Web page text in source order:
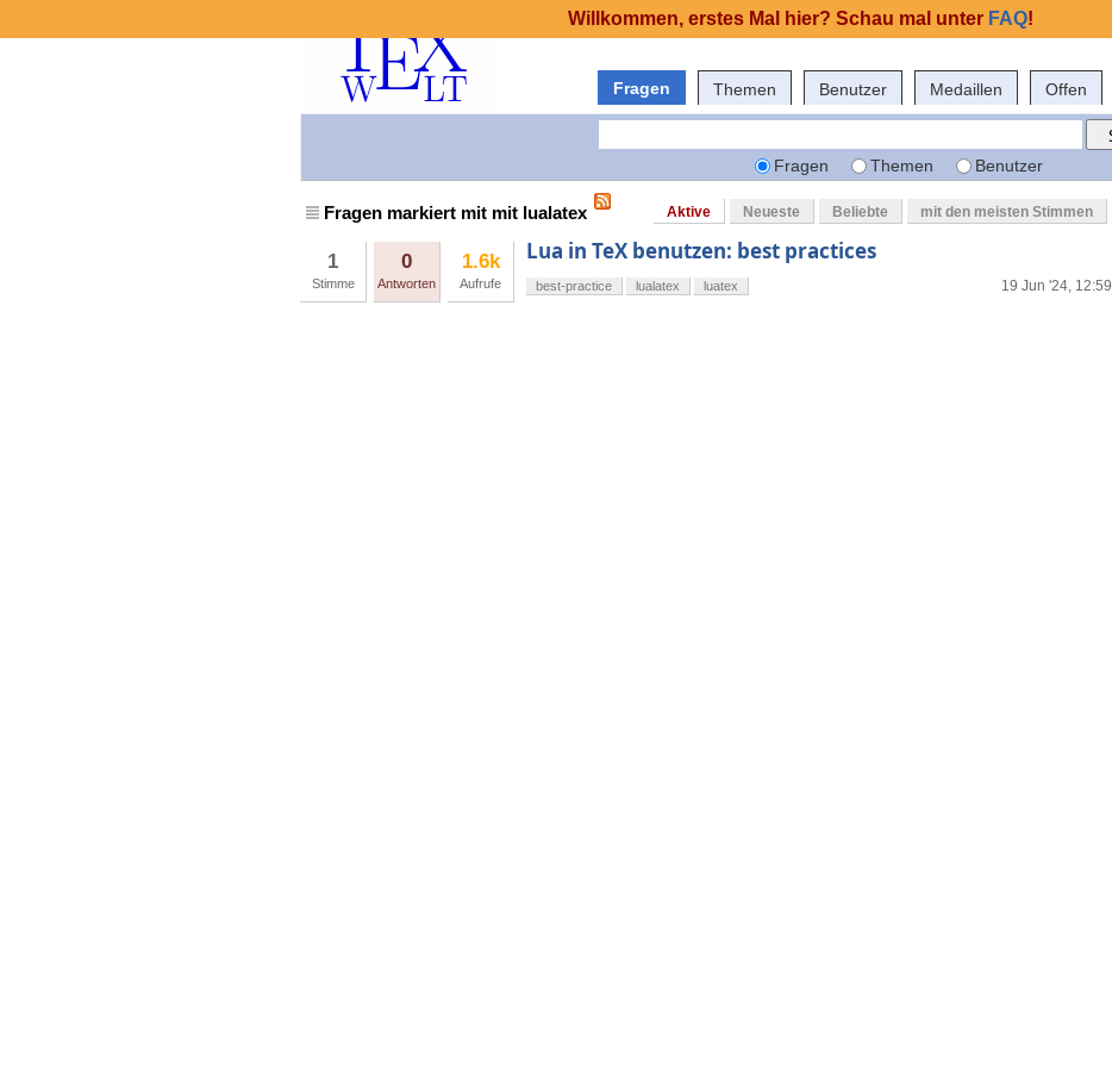
Fragen Themen Benutzer Medaillen Offen
Fragen Themen Benutzer
Fragen markiert mit mit lualatex Aktive Neueste Beliebte mit den meisten Stimmen
1
Stimme
0
Antworten
1.6k
Aufrufe
Lua in TeX benutzen: best practices
19 Jun '24, 12:59
best-practice lualatex luatex
Willkommen, erstes Mal hier? Schau mal unter FAQ!